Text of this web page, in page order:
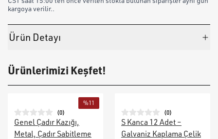
kargoya verilir..
Ürün Detayı
Ürünlerimizi Keşfet!
%11
(0)
Genel Çadır Kazığı,
Metal, Çadır Sabitleme
(0)
S Kanca 12 Adet –
Galvaniz Kaplama Çelik